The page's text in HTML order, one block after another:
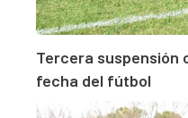
Tercera suspensión
fecha del fútbol